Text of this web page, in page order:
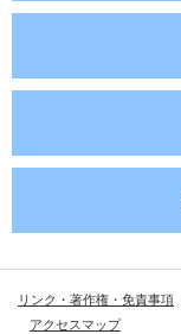
リンク・著作権・免責事項
アクセスマップ